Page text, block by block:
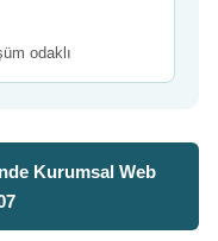
odaklı
Kurumsal Web